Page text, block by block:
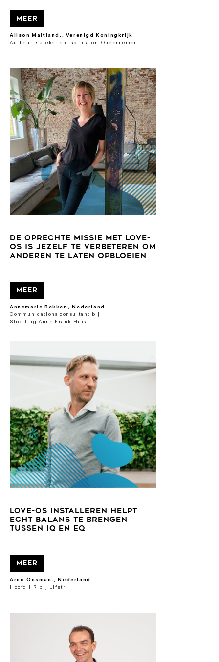
Meer
Alison Maitland., Verenigd Koningkrijk
Autheur, spreker en facilitator, Ondernemer
DE OPRECHTE MISSIE MET LOVE-
OS IS JEZELF TE VERBETEREN OM
ANDEREN TE LATEN OPBLOEIEN
Meer
Annemarie Bekker., Nederland
Communications consultant bij
Stichting Anne Frank Huis
Love-OS installeren helpt
echt balans te brengen
tussen IQ en EQ
Meer
Arno Onsman., Nederland
Hoofd HR bij Lifetri